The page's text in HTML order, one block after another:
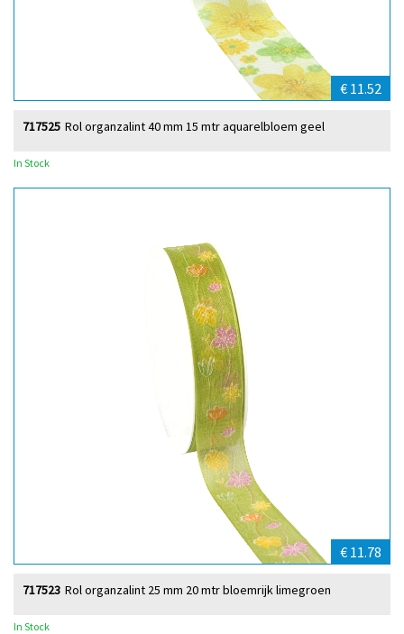
€ 11.52
Rol organzalint 40 mm 15 mtr aquarelbloem geel
717525
In Stock
€ 11.78
Rol organzalint 25 mm 20 mtr bloemrijk limegroen
717523
In Stock